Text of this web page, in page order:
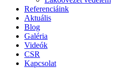
Referenciáink
Aktuális
Blog
Galéria
Videók
CSR
Kapcsolat